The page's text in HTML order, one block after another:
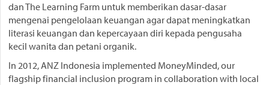
dan The Learning Farm untuk memberikan dasar-dasar
mengenai pengelolaan keuangan agar dapat meningkatkan
literasi keuangan dan kepercayaan diri kepada pengusaha
kecil wanita dan petani organik.
In 2012, ANZ Indonesia implemented MoneyMinded, our
flagship financial inclusion program in collaboration with local